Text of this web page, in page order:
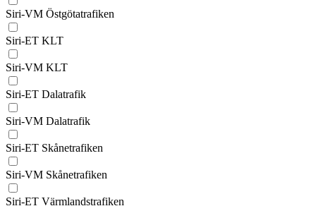
Siri-VM Östgötatrafiken
Siri-ET KLT
Siri-VM KLT
Siri-ET Dalatrafik
Siri-VM Dalatrafik
Siri-ET Skånetrafiken
Siri-VM Skånetrafiken
Siri-ET Värmlandstrafiken